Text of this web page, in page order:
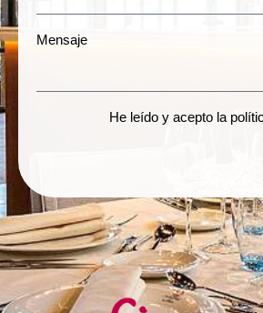
Mensaje
He leído y acepto la